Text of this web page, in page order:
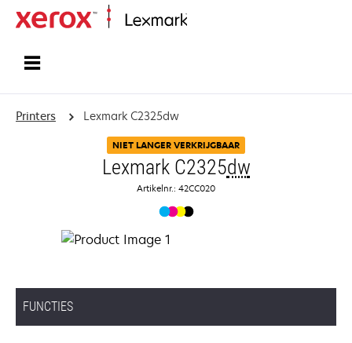
Printers Lexmark C2325dw
NIET LANGER VERKRIJGBAAR
Lexmark C2325dw
Artikelnr.: 42CC020
FUNCTIES